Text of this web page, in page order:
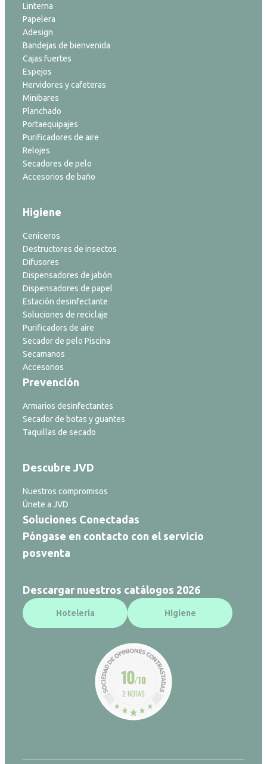
Linterna
Papelera
Adesign
Bandejas de bienvenida
Cajas fuertes
Espejos
Hervidores y cafeteras
Minibares
Planchado
Portaequipajes
Purificadores de aire
Relojes
Secadores de pelo
Accesorios de baño
Higiene
Ceniceros
Destructores de insectos
Difusores
Dispensadores de jabón
Dispensadores de papel
Estación desinfectante
Soluciones de reciclaje
Purificadors de aire
Secador de pelo Piscina
Secamanos
Accesorios
Prevención
Armarios desinfectantes
Secador de botas y guantes
Taquillas de secado
Descubre JVD
Nuestros compromisos
Únete a JVD
Soluciones Conectadas
Póngase en contacto con el servicio
posventa
Descargar nuestros catálogos 2026
Hotelería Higiene
10/10
2 NOTAS